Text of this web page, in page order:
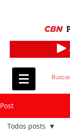
Post
Todos posts